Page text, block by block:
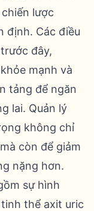
lược
định. Các điều
đây,
mạnh và
tảng để ngăn
lai. Quản lý
không chỉ
còn để giảm
nặng hơn.
sự hình
thể axit uric